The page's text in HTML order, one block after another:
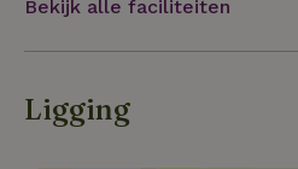
Bekijk alle faciliteiten
Ligging